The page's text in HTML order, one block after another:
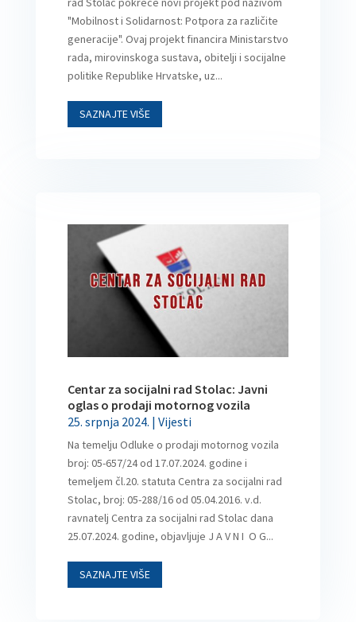
"Mobilnost i Solidarnost: Potpora za različite
generacije". Ovaj projekt financira Ministarstvo
rada, mirovinskoga sustava, obitelji i socijalne
politike Republike Hrvatske, uz...
SAZNAJTE VIŠE
Centar za socijalni rad Stolac: Javni
oglas o prodaji motornog vozila
25. srpnja 2024. | Vijesti
Na temelju Odluke o prodaji motornog vozila
broj: 05-657/24 od 17.07.2024. godine i
temeljem čl.20. statuta Centra za socijalni rad
Stolac, broj: 05-288/16 od 05.04.2016. v.d.
ravnatelj Centra za socijalni rad Stolac dana
25.07.2024. godine, objavljuje J A V N I O G...
SAZNAJTE VIŠE